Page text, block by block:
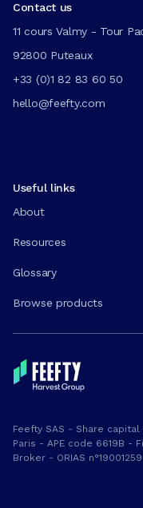
Contact us
11 cours Valmy - Tour
92800 Puteaux
+33 (0)1 82 83 60 50
hello@feefty.com
Useful links
About
Resources
Glossary
Browse products
Feefty SAS - Share capital
Paris - APE code 6619B -
Broker - ORIAS